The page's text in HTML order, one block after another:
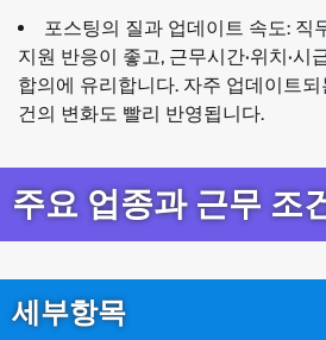
포스팅의 질과 업데이트 속도: 직
지원 반응이 좋고, 근무시간·위치·시
합의에 유리합니다. 자주 업데이트
건의 변화도 빨리 반영됩니다.
주요 업종과 근무 조
세부항목